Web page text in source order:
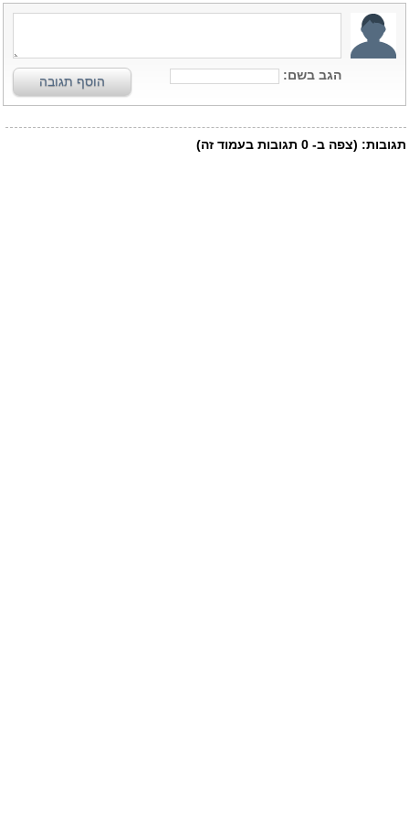
הגב בשם: הוסף תגובה
תגובות: (צפה ב- 0 תגובות בעמוד זה)